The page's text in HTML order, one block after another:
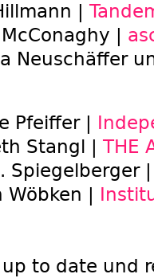
|
|
Neuschäffer
Pfeiffer |
Stangl | THE
Spiegelberger |
Wöbken |
up to date und